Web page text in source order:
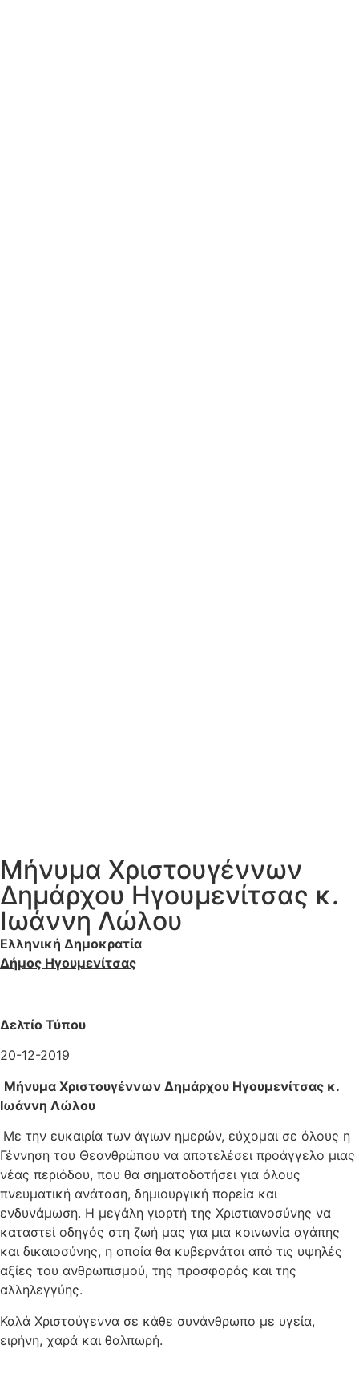
Μήνυμα Χριστουγέννων
Δημάρχου Ηγουμενίτσας κ.
Ιωάννη Λώλου
Ελληνική Δημοκρατία
Δήμος Ηγουμενίτσας
Δελτίο Τύπου
20-12-2019
Μήνυμα Χριστουγέννων Δημάρχου Ηγουμενίτσας κ.
Ιωάννη Λώλου
Με την ευκαιρία των άγιων ημερών, εύχομαι σε όλους η
Γέννηση του Θεανθρώπου να αποτελέσει προάγγελο μιας
νέας περιόδου, που θα σηματοδοτήσει για όλους
πνευματική ανάταση, δημιουργική πορεία και
ενδυνάμωση. Η μεγάλη γιορτή της Χριστιανοσύνης να
καταστεί οδηγός στη ζωή μας για μια κοινωνία αγάπης
και δικαιοσύνης, η οποία θα κυβερνάται από τις υψηλές
αξίες του ανθρωπισμού, της προσφοράς και της
αλληλεγγύης.
Καλά Χριστούγεννα σε κάθε συνάνθρωπο με υγεία,
ειρήνη, χαρά και θαλπωρή.